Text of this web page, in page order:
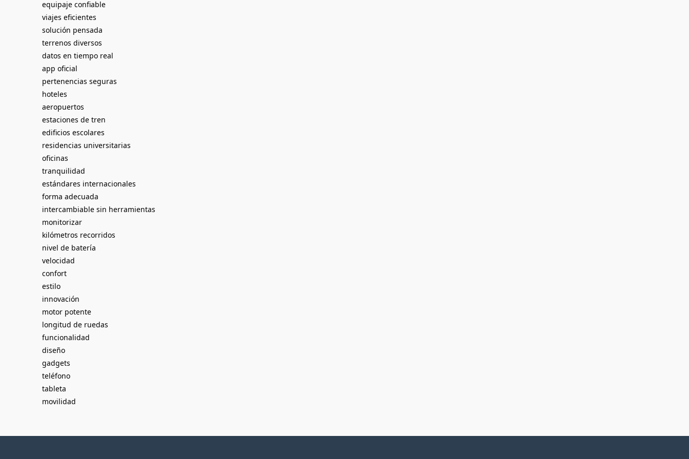
equipaje confiable
viajes eficientes
solución pensada
terrenos diversos
datos en tiempo real
app oficial
pertenencias seguras
hoteles
aeropuertos
estaciones de tren
edificios escolares
residencias universitarias
oficinas
tranquilidad
estándares internacionales
forma adecuada
intercambiable sin herramientas
monitorizar
kilómetros recorridos
nivel de batería
velocidad
confort
estilo
innovación
motor potente
longitud de ruedas
funcionalidad
diseño
gadgets
teléfono
tableta
movilidad